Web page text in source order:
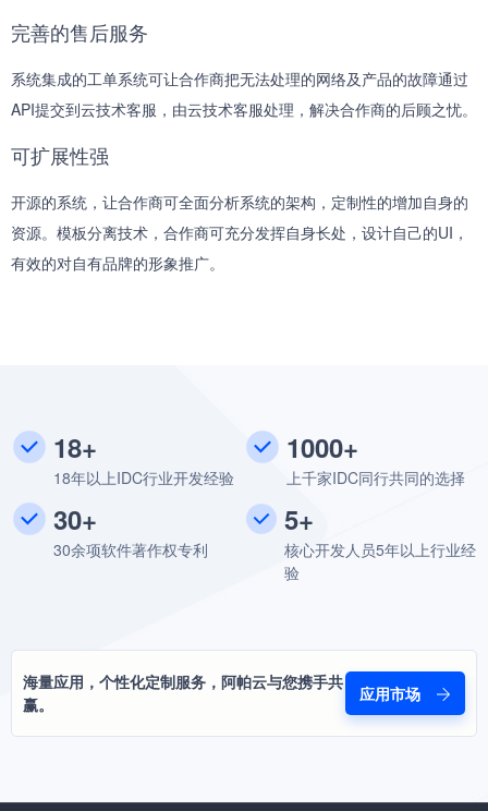
完善的售后服务
系统集成的工单系统可让合作商把无法处理的网络及产品的故障通过
API提交到云技术客服，由云技术客服处理，解决合作商的后顾之忧。
可扩展性强
开源的系统，让合作商可全面分析系统的架构，定制性的增加自身的
资源。模板分离技术，合作商可充分发挥自身长处，设计自己的UI，
有效的对自有品牌的形象推广。
18+
18年以上IDC行业开发经验
1000+
上千家IDC同行共同的选择
30+
30余项软件著作权专利
5+
核心开发人员5年以上行业经
验
海量应用，个性化定制服务，阿帕云与您携手共
赢。
应用市场